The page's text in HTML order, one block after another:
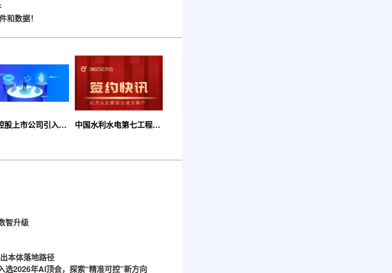
和数据！
股上市公司引入
中国水利水电第七工程
智升级
本体落地路径
2026年AI顶会，探索“精准可控”新方向